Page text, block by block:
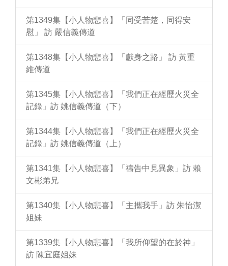
第1349集【小人物悲喜】「同受苦楚，同得安
慰」 訪 嚴信義傳道
第1348集【小人物悲喜】「獻身之路」 訪 黃重
維傳道
第1345集【小人物悲喜】「我們正在經歷火災全
記錄」訪 姚信義傳道（下）
第1344集【小人物悲喜】「我們正在經歷火災全
記錄」訪 姚信義傳道（上）
第1341集【小人物悲喜】「禱告中見異象」訪 賴
文彬弟兄
第1340集【小人物悲喜】「主攜我手」訪 朱怡潔
姐妹
第1339集【小人物悲喜】「我所仰望的在於神」
訪 陳宜庭姐妹